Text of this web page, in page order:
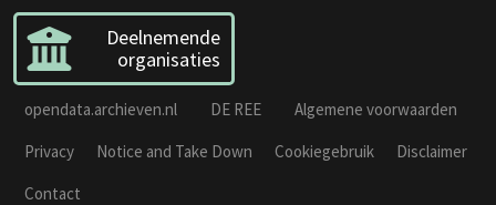
Deelnemende
organisaties
opendata.archieven.nl DE REE
Algemene voorwaarden
Privacy
Notice and Take Down Cookiegebruik
Disclaimer
Contact